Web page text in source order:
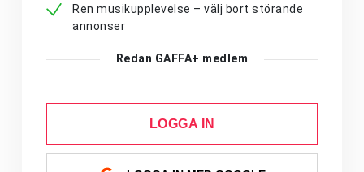
Ren musikupplevelse – välj bort störande
annonser
Redan GAFFA+ medlem
LOGGA IN